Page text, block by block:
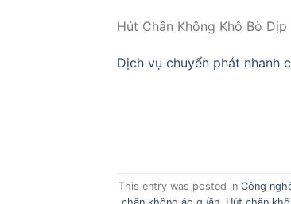
Hút Chân Không Khô Bò
Dịch vụ chuyển phát nhanh
This entry was posted inCông